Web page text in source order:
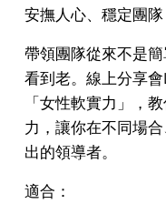
安撫人心、穩定團隊
帶領團隊從來不是
看到老。線上分享
「女性軟實力」，
力，讓你在不同場
出的領導者。
適合：